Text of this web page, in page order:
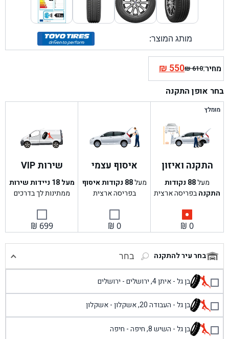
מותג המוצר:
מחיר: ₪610
המחיר
המקורי
היה:
₪550המחיר
הנוכחי
הוא:
בחר אופן התקנה
מומלץ
התקנה ואיזון
מעל88 נקודות
התקנהבפריסה ארצית
₪ 0
איסוף עצמי
מעל88 נקודות איסוף
בפריסה ארצית
₪ 0
שירות VIP
מעל 18 ניידות שירות
ממתינות לך בדרכים
₪ 699
בחר עיר להתקנה בחר
בן גל - איתן 4, ירושלים - ירושלים
בן גל - העבודה 20, אשקלון - אשקלון
בן גל - השיש 8, חיפה - חיפה